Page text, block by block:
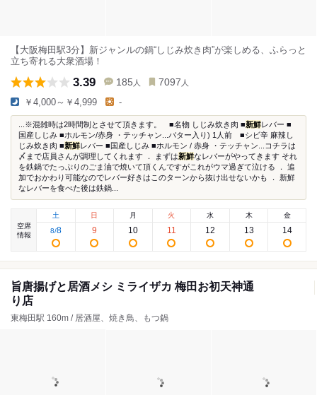
【大阪梅田駅3分】新ジャンルの鍋“しじみ炊き肉”が楽しめる、ふらっと
立ち寄れる大衆酒場！
3.39 185 人 7097 人
￥4,000～￥4,999 -
...※混雑時は2時間制とさせて頂きます。 ■名物 しじみ炊き肉 ■新鮮レバー ■
国産しじみ ■ホルモン/赤身 ・テッチャン...バター入り) 1人前 ■シビ辛 麻辣し
じみ炊き肉 ■新鮮レバー ■国産しじみ ■ホルモン / 赤身 ・テッチャン...コチラは
〆まで店員さんが調理してくれます ． まずは新鮮なレバーがやってきます それ
を鉄鍋でたっぷりのごま油で焼いて頂くんですがこれがウマ過ぎて泣ける ． 追
加でおかわり可能なのでレバー好きはこのターンから抜け出せないかも ． 新鮮
なレバーを食べた後は鉄鍋...
空席
情報
土
8/8
日
9
月
10
火
11
水
12
木
13
金
14
旨唐揚げと居酒メシ ミライザカ 梅田お初天神通
り店
東梅田駅 160m / 居酒屋、焼き鳥、もつ鍋